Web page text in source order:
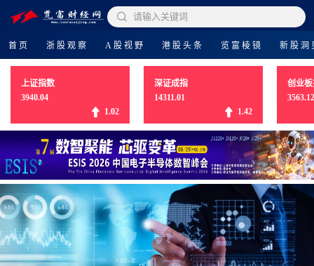
 请输入关键词
首页 浙股观察 A股视野 港股头条 览富棱镜 新股洞
上证指数
3940.04
1.02
深证成指
14311.01
1.42
创业
3563.12